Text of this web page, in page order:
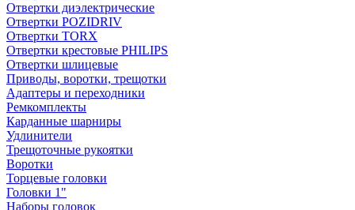
Отвертки диэлектрические
Отвертки POZIDRIV
Отвертки TORX
Отвертки крестовые PHILIPS
Отвертки шлицевые
Приводы, воротки, трещотки
Адаптеры и переходники
Ремкомплекты
Карданные шарниры
Удлинители
Трещоточные рукоятки
Воротки
Торцевые головки
Головки 1"
Наборы головок